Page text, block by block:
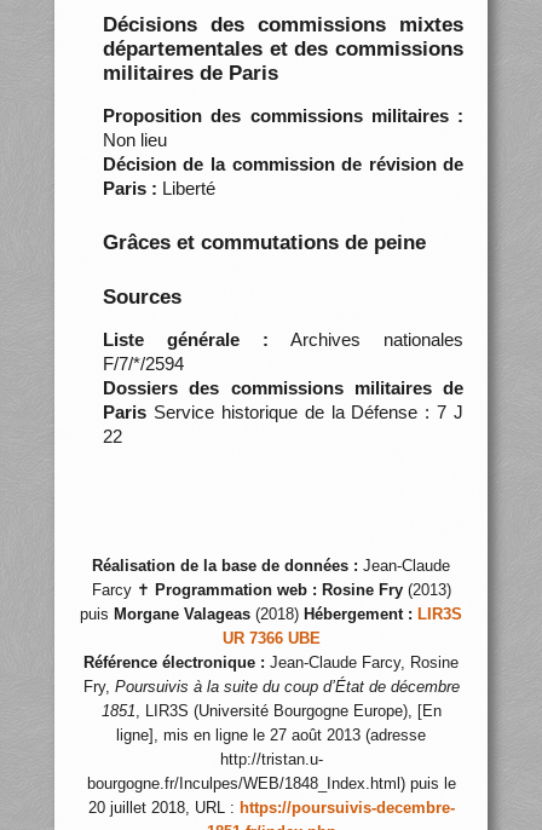
Décisions des commissions mixtes
départementales et des commissions
militaires de Paris
Proposition des commissions militaires :
Non lieu
Décision de la commission de révision de
Paris : Liberté
Grâces et commutations de peine
Sources
Liste générale : Archives nationales
F/7/*/2594
Dossiers des commissions militaires de
ParisService historique de la Défense : 7 J
22
Réalisation de la base de données : Jean-Claude
Farcy ✝ Programmation web : Rosine Fry(2013)
puis Morgane Valageas (2018) Hébergement : LIR3S
UR 7366 UBE
Référence électronique : Jean-Claude Farcy, Rosine
Fry, Poursuivis à la suite du coup d’État de décembre
1851, LIR3S (Université Bourgogne Europe), [En
ligne], mis en ligne le 27 août 2013 (adresse
http://tristan.u-
bourgogne.fr/Inculpes/WEB/1848_Index.html) puis le
20 juillet 2018, URL : https://poursuivis-decembre-